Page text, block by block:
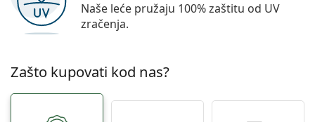
Naše leće pružaju 100% zaštitu od UV
zračenja.
Zašto kupovati kod nas?